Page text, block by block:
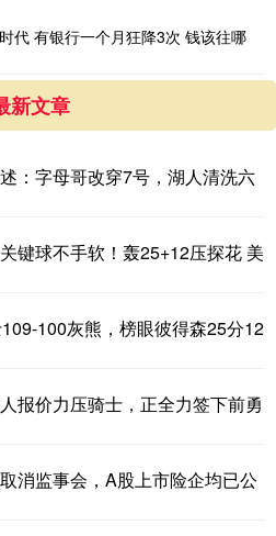
代 有银行一个月狂降3次 钱该往哪
新文章
：字母哥改穿7号，湖人清洗六
键球不手软！轰25+12压探花 美
100灰熊，榜眼彼得森25分12
报价力压骑士，正全力签下前勇
消监事会，A股上市险企均已公